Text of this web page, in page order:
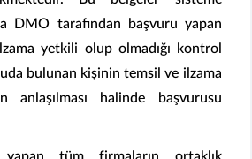
DMO tarafından başvuru yapan
yetkili olup olmadığı kontrol
bulunan kişinin temsil ve ilzama
anlaşılması halinde başvurusu